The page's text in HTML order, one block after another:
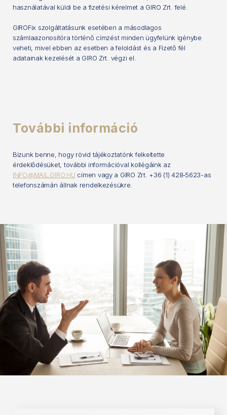
használatával küldi be a fizetési kérelmet a GIRO Zrt. felé.
GIROFix szolgáltatásunk esetében a másodlagos
számlaazonosítóra történő címzést minden ügyfelünk igénybe
veheti, mivel ebben az esetben a feloldást és a Fizető fél
adatainak kezelését a GIRO Zrt. végzi el.
További információ
Bízunk benne, hogy rövid tájékoztatónk felkeltette
érdeklődésüket, további információval kollégáink az
INFO@MAIL.GIRO.HU címen vagy a GIRO Zrt. +36 (1) 428‑5623-as
telefonszámán állnak rendelkezésükre.